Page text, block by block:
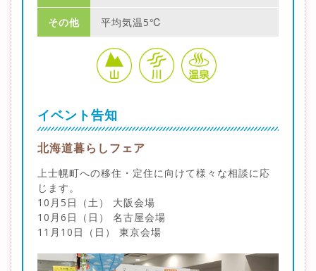
その他 平均気温5℃
イベント告知
北海道暮らしフェア
上士幌町への移住・定住に向けて様々な相談に応
じます。
10月5日（土） 大阪会場
10月6日（日） 名古屋会場
11月10日（日） 東京会場